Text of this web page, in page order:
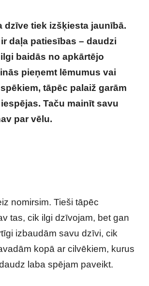
dzīve tiek izšķiesta jaunībā.
daļa patiesības – daudzi
baidās no apkārtējo
pieņemt lēmumus vai
tāpēc palaiž garām
Taču mainīt savu
par vēlu.
nomirsim. Tieši tāpēc
tas, cik ilgi dzīvojam, bet gan
izbaudām savu dzīvi, cik
kopā ar cilvēkiem, kurus
laba spējam paveikt.